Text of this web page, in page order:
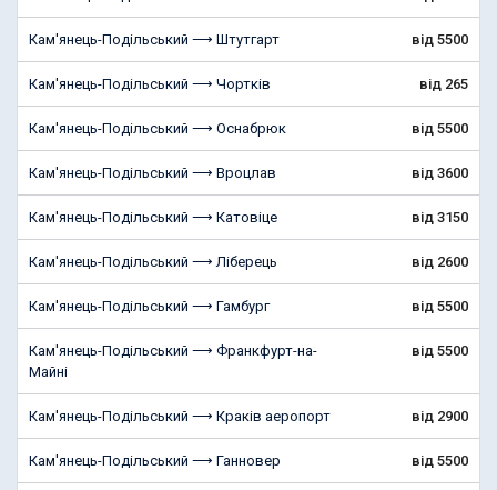
Кам'янець-Подільський ⟶ Штутгарт від 5500
Кам'янець-Подільський ⟶ Чортків від 265
Кам'янець-Подільський ⟶ Оснабрюк від 5500
Кам'янець-Подільський ⟶ Вроцлав від 3600
Кам'янець-Подільський ⟶ Катовіце від 3150
Кам'янець-Подільський ⟶ Ліберець від 2600
Кам'янець-Подільський ⟶ Гамбург від 5500
Кам'янець-Подільський ⟶ Франкфурт-на-
Майні
від 5500
Кам'янець-Подільський ⟶ Краків аеропорт від 2900
Кам'янець-Подільський ⟶ Ганновер від 5500